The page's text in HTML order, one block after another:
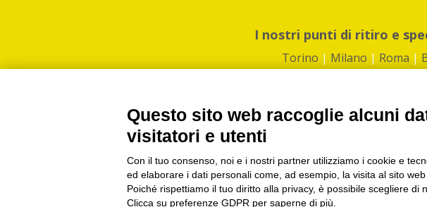
I nostri punti di ritiro e
Torino | Milano | Roma |
PI/CF/N°Iscr.: 10821360012 | REA: RM
IndaBox | Oltre 11.500 punti di ritiro tra Bar,
Questo sito web raccoglie alcuni
visitatori e utenti
Con il tuo consenso, noi e i nostri partner utilizziamo i cookie e
ed elaborare i dati personali come, ad esempio, la visita al sito
Poiché rispettiamo il tuo diritto alla privacy, è possibile scegliere di
Clicca su preferenze GDPR per saperne di più.